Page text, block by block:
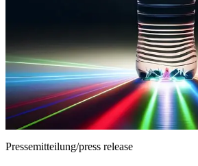
Pressemitteilung/press release